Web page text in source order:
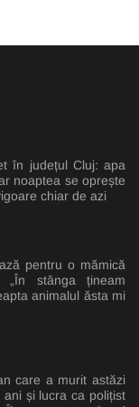
în județul Cluj: apa
noaptea se oprește
chiar de azi
pentru o mămică
stânga țineam
animalul ăsta mi
care a murit astăzi
și lucra ca polițist